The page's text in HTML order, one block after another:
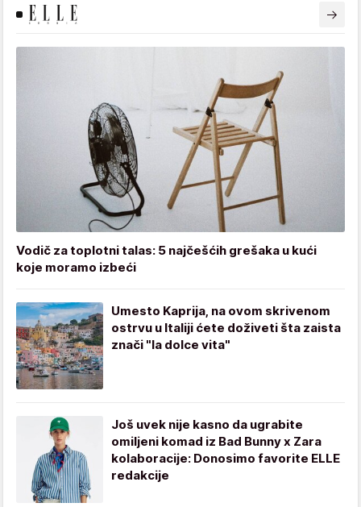
Vodič za toplotni talas: 5 najčešćih grešaka u kući
koje moramo izbeći
Umesto Kaprija, na ovom skrivenom
ostrvu u Italiji ćete doživeti šta zaista
znači "la dolce vita"
Još uvek nije kasno da ugrabite
omiljeni komad iz Bad Bunny x Zara
kolaboracije: Donosimo favorite ELLE
redakcije